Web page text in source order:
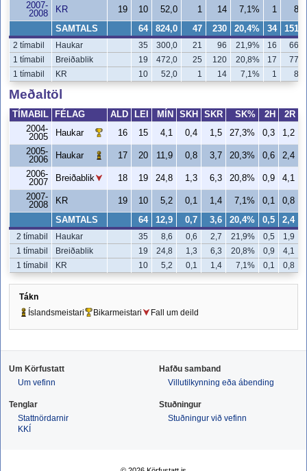
2007-
2008
KR 19 10 52,0 1 14 7,1% 1 8
SAMTALS 64 824,0 47 230 20,4% 34 151
2 tímabil Haukar 35 300,0 21 96 21,9% 16
66
1 tímabil
Breiðablik 19 472,0 25 120 20,8% 17
77
1 tímabil
KR 10 52,0 1 14 7,1% 1 8
Meðaltöl
TÍMABIL FÉLAG ALD LEI MÍN SKH SKR SK% 2H
2R
2004-
2005
Haukar 16 15 4,1 0,4 1,5 27,3% 0,3 1,2
2005-
2006
Haukar 17 20 11,9 0,8 3,7 20,3% 0,6 2,4
2006-
2007
Breiðablik 18 19 24,8 1,3 6,3 20,8% 0,9 4,1
2007-
2008
KR 19 10 5,2 0,1 1,4 7,1% 0,1 0,8
SAMTALS 64 12,9 0,7 3,6 20,4% 0,5 2,4
2 tímabil Haukar 35 8,6 0,6 2,7 21,9% 0,5 1,9
1 tímabil
Breiðablik 19 24,8 1,3 6,3 20,8% 0,9 4,1
1 tímabil
KR 10 5,2 0,1 1,4 7,1% 0,1 0,8
Tákn
Íslandsmeistari
Bikarmeistari Fall um deild
Um Körfustatt
Um vefinn
Hafðu samband
Villutilkynning eða ábending
Tenglar
Stattnördarnir
KKÍ
Stuðningur
Stuðningur við vefinn